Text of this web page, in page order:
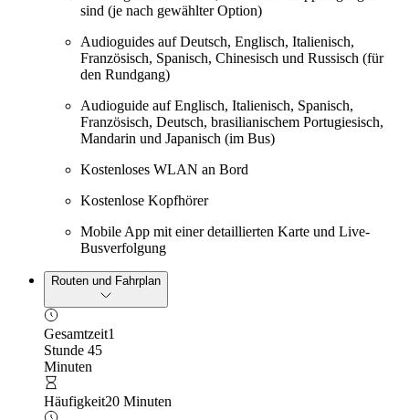
sind (je nach gewählter Option)
Audioguides auf Deutsch, Englisch, Italienisch,
Französisch, Spanisch, Chinesisch und Russisch (für
den Rundgang)
Audioguide auf Englisch, Italienisch, Spanisch,
Französisch, Deutsch, brasilianischem Portugiesisch,
Mandarin und Japanisch (im Bus)
Kostenloses WLAN an Bord
Kostenlose Kopfhörer
Mobile App mit einer detaillierten Karte und Live-
Busverfolgung
Routen und Fahrplan
Gesamtzeit1
Stunde 45
Minuten
Häufigkeit20 Minuten